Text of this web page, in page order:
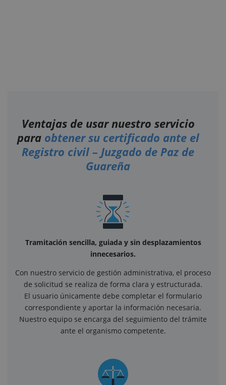
Ventajas de usar nuestro servicio
para obtener su certificado ante el
Registro civil – Juzgado de Paz de
Guareña
Tramitación sencilla, guiada y sin desplazamientos
innecesarios.
Con nuestro servicio de gestión administrativa, el proceso
de solicitud se realiza de forma clara y estructurada.
El usuario únicamente debe completar el formulario
correspondiente y aportar la información necesaria.
Nuestro equipo se encarga del seguimiento del trámite
ante el organismo competente.